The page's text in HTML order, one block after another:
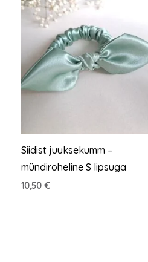
Siidist juuksekumm –
mündiroheline S lipsuga
10,50 €